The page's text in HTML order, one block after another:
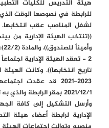
هيئة التدريس للكليات
للرابطة في نصوصها الوقت الذي
((تنتخب الهيئة الإدارية من
2 - تعقد الهيئة الإدارية
تاريخ انتخابها)). وكانت
2023-2021 قد عقدت
2021/12/1 بمقر الرابطة
وأرسل التشكيل إلى كافة
الإدارية لرابطة أعضاء هيئة